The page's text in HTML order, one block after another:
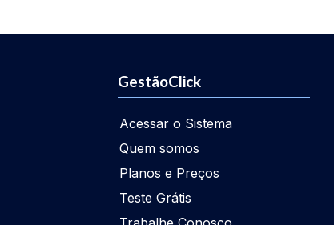
GestãoClick
Acessar o Sistema
Quem somos
Planos e Preços
Teste Grátis